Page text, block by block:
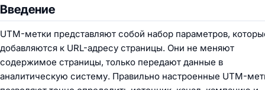
Введение
UTM-метки представляют собой набор параметров,
добавляются к URL-адресу страницы. Они не меняют
содержимое страницы, только передают данные в
аналитическую систему. Правильно настроенные UTM-